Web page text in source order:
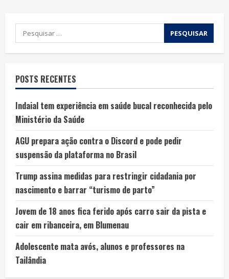
POSTS RECENTES
Indaial tem experiência em saúde bucal reconhecida pelo
Ministério da Saúde
AGU prepara ação contra o Discord e pode pedir
suspensão da plataforma no Brasil
Trump assina medidas para restringir cidadania por
nascimento e barrar “turismo de parto”
Jovem de 18 anos fica ferido após carro sair da pista e
cair em ribanceira, em Blumenau
Adolescente mata avós, alunos e professores na
Tailândia